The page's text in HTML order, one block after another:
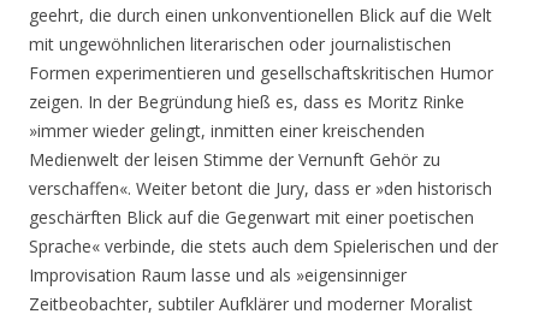
geehrt, die durch einen unkonventionellen Blick auf die Welt
mit ungewöhnlichen literarischen oder journalistischen
Formen experimentieren und gesellschaftskritischen Humor
zeigen. In der Begründung hieß es, dass es Moritz Rinke
»immer wieder gelingt, inmitten einer kreischenden
Medienwelt der leisen Stimme der Vernunft Gehör zu
verschaffen«. Weiter betont die Jury, dass er »den historisch
geschärften Blick auf die Gegenwart mit einer poetischen
Sprache« verbinde, die stets auch dem Spielerischen und der
Improvisation Raum lasse und als »eigensinniger
Zeitbeobachter, subtiler Aufklärer und moderner Moralist